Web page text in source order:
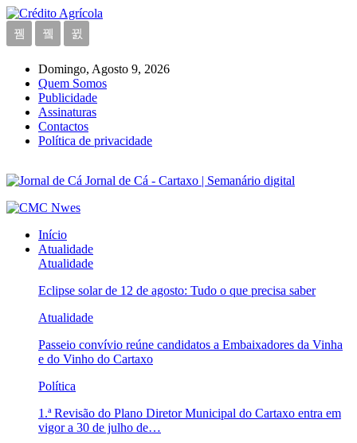
Domingo, Agosto 9, 2026
Quem Somos
Publicidade
Assinaturas
Contactos
Política de privacidade
Jornal de Cá - Cartaxo | Semanário digital
Início
Atualidade
Atualidade
Eclipse solar de 12 de agosto: Tudo o que precisa saber
Atualidade
Passeio convívio reúne candidatos a Embaixadores da Vinha
e do Vinho do Cartaxo
Política
1.ª Revisão do Plano Diretor Municipal do Cartaxo entra em
vigor a 30 de julho de…